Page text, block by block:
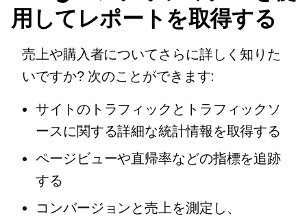
用してレポートを取得する
売上や購入者についてさらに詳しく知りた
いですか? 次のことができます:
サイトのトラフィックとトラフィックソ
ースに関する詳細な統計情報を取得する
ページビューや直帰率などの指標を追跡
する
コンバージョンと売上を測定し、